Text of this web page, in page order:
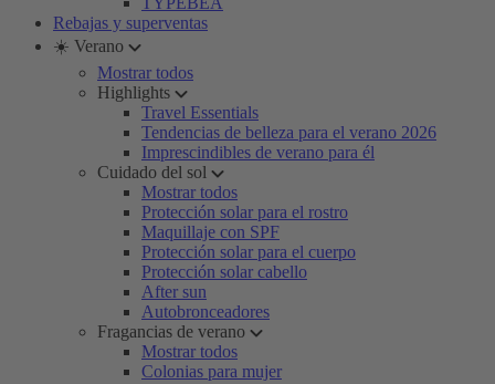
Rebajas y superventas
☀️ Verano
Mostrar todos
Highlights
Travel Essentials
Tendencias de belleza para el verano 2026
Imprescindibles de verano para él
Cuidado del sol
Mostrar todos
Protección solar para el rostro
Maquillaje con SPF
Protección solar para el cuerpo
Protección solar cabello
After sun
Autobronceadores
Fragancias de verano
Mostrar todos
Colonias para mujer